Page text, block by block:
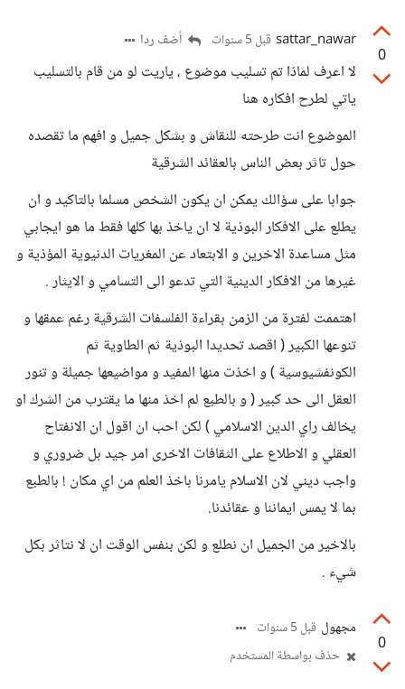
0
sattar_nawar قبل 5 سنوات أضف ردا
لا اعرف لماذا تم تسليب موضوع ، ياريت لو من قام بالتسليب
ياتي لطرح افكاره هنا
الموضوع انت طرحته للنقاش و بشكل جميل و افهم ما تقصده
حول تاثر بعض الناس بالعقائد الشرقية
جوابا على سؤالك يمكن ان يكون الشخص مسلما بالتاكيد و ان
يطلع على الافكار البوذية لا ان ياخذ بها كلها فقط ما هو ايجابي
مثل مساعدة الاخرين و الابتعاد عن المغريات الدنيوية المؤذية و
غيرها من الافكار الدينية التي تدعو الى التسامي و الايثار .
اهتممت لفترة من الزمن بقراءة الفلسفات الشرقية رغم عمقها و
تنوعها الكبير ( اقصد تحديدا البوذية ثم الطاوية ثم
الكونفشيوسية ) و اخذت منها المفيد و مواضيعها جميلة و تنور
العقل الى حد كبير ( و بالطبع لم اخذ منها ما يقترب من الشرك او
يخالف راي الدين الاسلامي ) لكن احب ان اقول ان الانفتاح
العقلي و الاطلاع على الثقافات الاخرى امر جيد بل ضروري و
واجب ديني لان الاسلام يامرنا باخذ العلم من اي مكان ! بالطبع
بما لا يمس ايماننا و عقائدنا.
بالاخير من الجميل ان نطلع و لكن بنفس الوقت ان لا نتاثر بكل
شيء .
0
مجهول قبل 5 سنوات
حذف بواسطة المستخدم